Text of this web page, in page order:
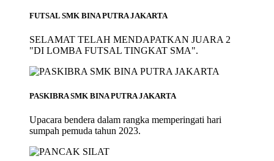
FUTSAL SMK BINA PUTRA JAKARTA
SELAMAT TELAH MENDAPATKAN JUARA 2
"DI LOMBA FUTSAL TINGKAT SMA".
PASKIBRA SMK BINA PUTRA JAKARTA
Upacara bendera dalam rangka memperingati hari
sumpah pemuda tahun 2023.